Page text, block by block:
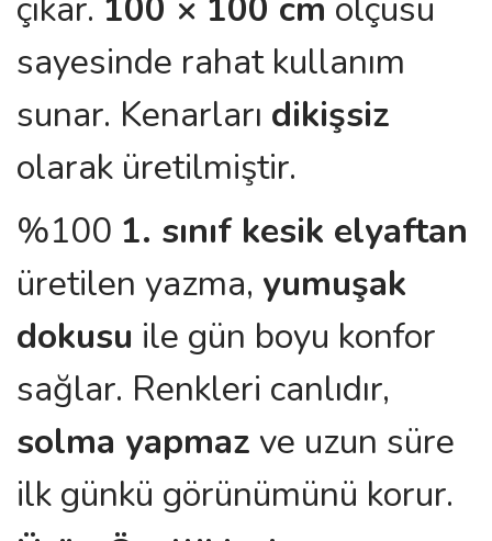
sayesinde rahat kullanım
sunar. Kenarları dikişsiz
olarak üretilmiştir.
%100 1. sınıf kesik elyaftan
üretilen yazma, yumuşak
dokusu ile gün boyu konfor
sağlar. Renkleri canlıdır,
solma yapmaz ve uzun süre
ilk günkü görünümünü korur.